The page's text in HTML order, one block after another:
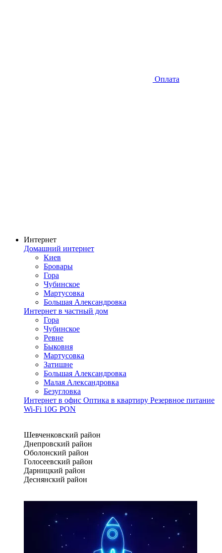
Оплата
Интернет
Домашний интернет
Киев
Бровары
Гора
Чубинское
Мартусовка
Большая Александровка
Интернет в частный дом
Гора
Чубинское
Ревне
Быковня
Мартусовка
Затишне
Большая Александровка
Малая Александровка
Безугловка
Интернет в офис Оптика в квартиру Резервное питание
Wi-Fi 10G PON
Шевченковский район
Днепровский район
Оболонский район
Голосеевский район
Дарницкий район
Деснянский район